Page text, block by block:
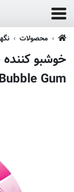
محصولات
Gum